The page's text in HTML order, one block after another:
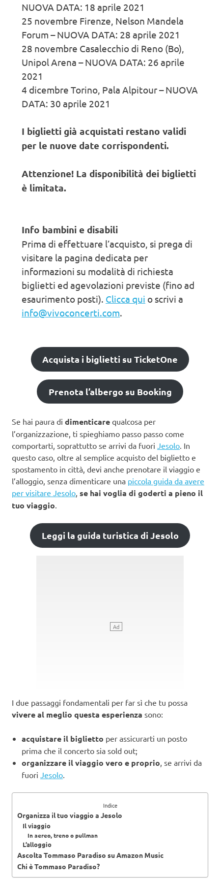
NUOVA DATA: 18 aprile 2021
25 novembre Firenze, Nelson Mandela
Forum – NUOVA DATA: 28 aprile 2021
28 novembre Casalecchio di Reno (Bo),
Unipol Arena – NUOVA DATA: 26 aprile
2021
4 dicembre Torino, Pala Alpitour – NUOVA
DATA: 30 aprile 2021
I biglietti già acquistati restano validi
per le nuove date corrispondenti.
Attenzione! La disponibilità dei biglietti
è limitata.
Info bambini e disabili
Prima di effettuare l’acquisto, si prega di
visitare la pagina dedicata per
informazioni su modalità di richiesta
biglietti ed agevolazioni previste (fino ad
esaurimento posti). Clicca qui o scrivi a
info@vivoconcerti.com.
Acquista i biglietti su TicketOne
Prenota l’albergo su Booking
Se hai paura di dimenticare qualcosa per
l’organizzazione, ti spieghiamo passo passo come
comportarti, soprattutto se arrivi da fuori Jesolo. In
questo caso, oltre al semplice acquisto del biglietto e
spostamento in città, devi anche prenotare il viaggio e
l’alloggio, senza dimenticare una piccola guida da avere
per visitare Jesolo, se hai voglia di goderti a pieno il
tuo viaggio.
Leggi la guida turistica di Jesolo
I due passaggi fondamentali per far sì che tu possa
vivere al meglio questa esperienza sono:
acquistare il biglietto per assicurarti un posto
prima che il concerto sia sold out;
organizzare il viaggio vero e proprio , se arrivi da
fuori Jesolo
Indice
Organizza il tuo viaggio a Jesolo
Il viaggio
In aereo, treno o pullman
L’alloggio
Ascolta Tommaso Paradiso su Amazon Music
Chi è Tommaso Paradiso?